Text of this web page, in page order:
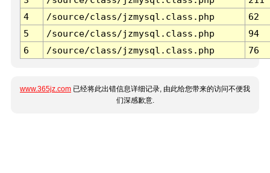
4
/source/class/jzmysql.class.php
62
5
/source/class/jzmysql.class.php
94
6
/source/class/jzmysql.class.php 76
www.365jz.com 已经将此出错信息详细记录, 由此给您带来的访问不便我
们深感歉意.